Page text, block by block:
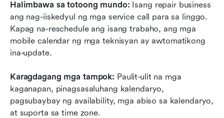
Halimbawa sa totoong mundo: Isang repair business
ang nag-iiskedyul ng mga service call para sa linggo.
Kapag na-reschedule ang isang trabaho, ang mga
mobile calendar ng mga teknisyan ay awtomatikong
ina-update.
Karagdagang mga tampok: Paulit-ulit na mga
kaganapan, pinagsasaluhang kalendaryo,
pagsubaybay ng availability, mga abiso sa kalendaryo,
at suporta sa time zone.